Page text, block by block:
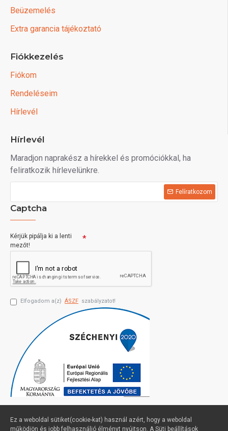
Beüzemelés
Extra garancia tájékoztató
Fiókkezelés
Fiókom
Rendeléseim
Hírlevél
Hírlevél
Maradjon naprakész a hírekkel és promóciókkal, ha
feliratkozik hírlevelünkre.
Felíratkozom
Captcha
Kérjük pipálja ki a lenti
mezőt!
Elfogadom a(z) ÁSZF szabályzatot!
Ez a weboldal sütiket(cookie-kat) használ azért, hogy a weboldal
működjön és jobb felhasználió élményt nyújtson. A Süti beállítások